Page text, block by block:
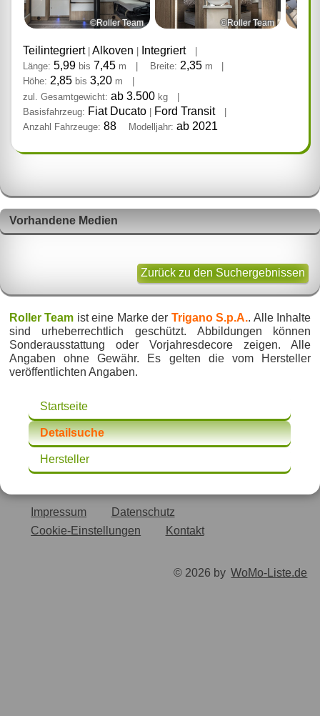
©Roller Team ©Roller Team
Teilintegriert Alkoven Integriert
Länge: 5,99 bis 7,45 m Breite: 2,35 m
Höhe: 2,85 bis 3,20 m
zul. Gesamtgewicht: ab 3.500 kg
|
Basisfahrzeug: Fiat Ducato | Ford Transit
|
Anzahl Fahrzeuge: 88 Modelljahr: ab 2021
Vorhandene Medien
Zurück zu den Suchergebnissen
Roller Team ist eine Marke der Trigano S.p.A.. Alle Inhalte
sind urheberrechtlich geschützt. Abbildungen können
Sonderausstattung oder Vorjahresdecore zeigen. Alle
Angaben ohne Gewähr. Es gelten die vom Hersteller
veröffentlichten Angaben.
Startseite
Detailsuche
Hersteller
Impressum
Datenschutz
Cookie-Einstellungen
Kontakt
© 2026 by WoMo-Liste.de